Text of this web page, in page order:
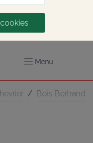
Menu
/ Bois Bertrand